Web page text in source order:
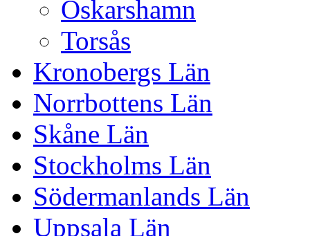
Oskarshamn
Torsås
Kronobergs Län
Norrbottens Län
Skåne Län
Stockholms Län
Södermanlands Län
Uppsala Län